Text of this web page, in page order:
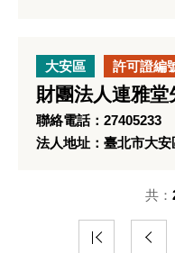
大安區 許可證編
財團法人連雅
聯絡電話：27405233
法人地址：臺北市大
共：